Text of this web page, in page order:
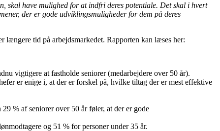
skal have mulighed for at indfri deres potentiale. Det skal i hvert
der er gode udviklingsmuligheder for dem på deres
tid på arbejdsmarkedet. Rapporten kan læses her:
vigtigere at fastholde seniorer (medarbejdere over 50 år).
er enige i, at der er forskel på, hvilke tiltag der er mest effektive
% af seniorer over 50 år føler, at der er gode
og 51 % for personer under 35 år.